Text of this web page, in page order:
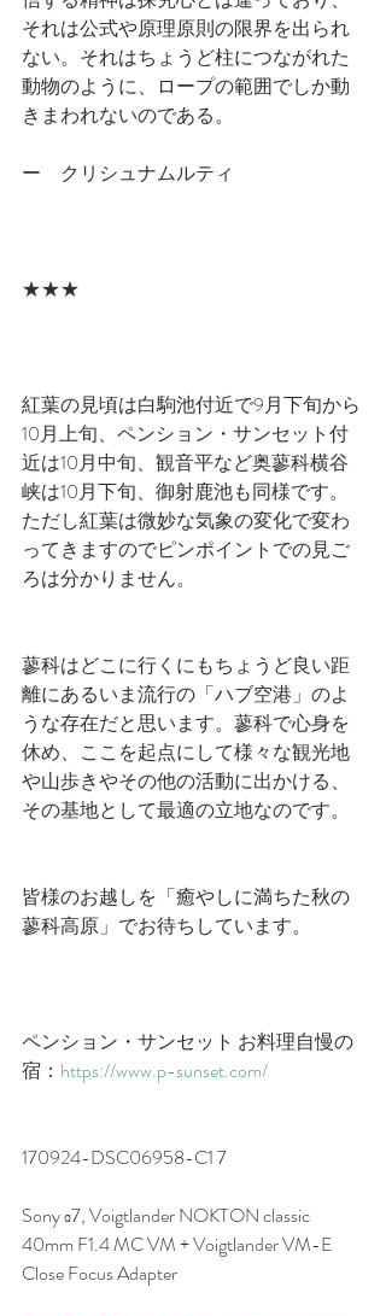
それは公式や原理原則の限界を出られ
ない。それはちょうど柱につながれた
動物のように、ロープの範囲でしか動
きまわれないのである。
ー　クリシュナムルティ
★★★
紅葉の見頃は白駒池付近で9月下旬から
10月上旬、ペンション・サンセット付
近は10月中旬、観音平など奥蓼科横谷
峡は10月下旬、御射鹿池も同様です。
ただし紅葉は微妙な気象の変化で変わ
ってきますのでピンポイントでの見ご
ろは分かりません。
蓼科はどこに行くにもちょうど良い距
離にあるいま流行の「ハブ空港」のよ
うな存在だと思います。蓼科で心身を
休め、ここを起点にして様々な観光地
や山歩きやその他の活動に出かける、
その基地として最適の立地なのです。
皆様のお越しを「癒やしに満ちた秋の
蓼科高原」でお待ちしています。
ペンション・サンセット お料理自慢の
宿： https://www.p-sunset.com/
170924-DSC06958-C1 7
Sony α7, Voigtlander NOKTON classic
40mm F1.4 MC VM + Voigtlander VM-E
Close Focus Adapter